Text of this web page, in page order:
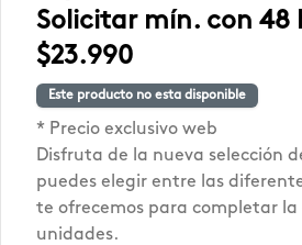
Empanada
Gallega Mediana
(jueves a
domingo)
Lo Saldes
Mercado Lo Saldes Ver más
Solicitar mín. con 48
$23.990
Este producto no esta disponible
* Precio exclusivo web
Disfruta de la nueva selección
puedes elegir entre las
te ofrecemos para completar la
unidades.